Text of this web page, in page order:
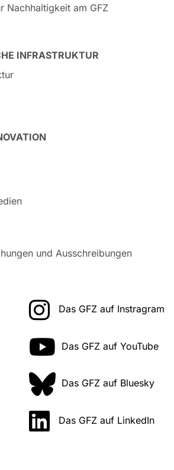
Nachhaltigkeit am GFZ
INFRASTRUKTUR
und Ausschreibungen
Das GFZ auf Instragram
Das GFZ auf YouTube
Das GFZ auf Bluesky
Das GFZ auf LinkedIn